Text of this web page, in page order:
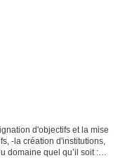
d'objectifs et la mise
-la création d'institutions,
domaine quel qu’il soit :